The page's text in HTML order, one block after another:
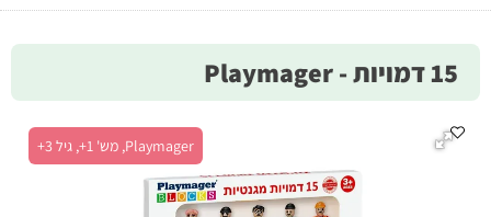
15 דמויות - Playmager
Playmager, מש' 1+, גיל 3+